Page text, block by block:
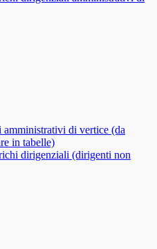
amministrativi di vertice (da
in tabelle)
dirigenziali (dirigenti non